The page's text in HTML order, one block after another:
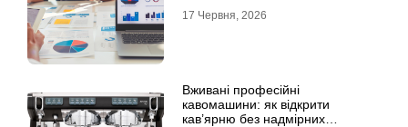
17 Червня, 2026
Вживані професійні
кавомашини: як відкрити
кав’ярню без надмірних